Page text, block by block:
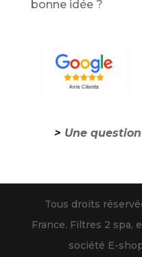
bonne idée ?
> Une
Tous droits
France. Filtres 2 spa,
société E-